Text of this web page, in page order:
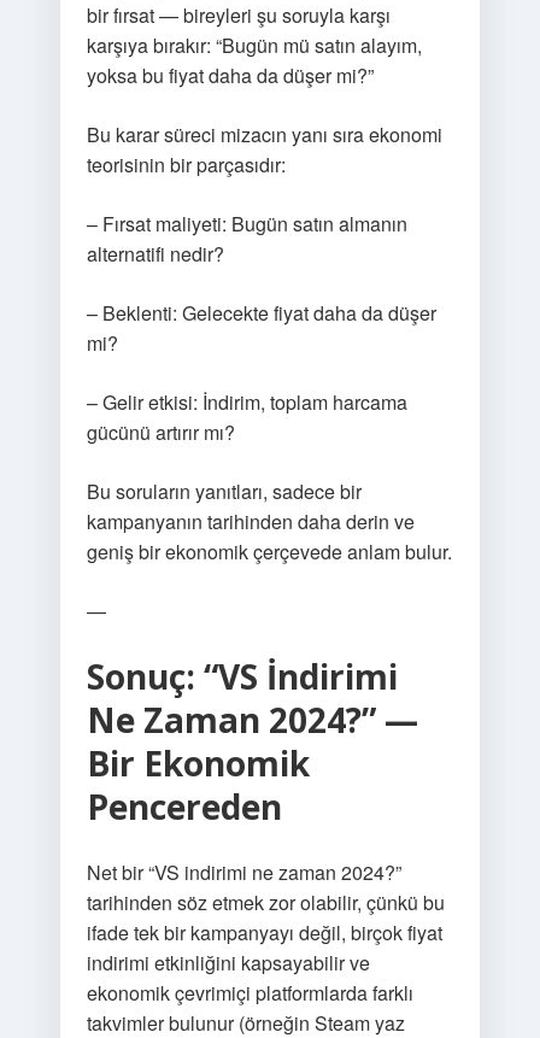
bir fırsat — bireyleri şu soruyla karşı
karşıya bırakır: “Bugün mü satın alayım,
yoksa bu fiyat daha da düşer mi?”
Bu karar süreci mizacın yanı sıra ekonomi
teorisinin bir parçasıdır:
– Fırsat maliyeti: Bugün satın almanın
alternatifi nedir?
– Beklenti: Gelecekte fiyat daha da düşer
mi?
– Gelir etkisi: İndirim, toplam harcama
gücünü artırır mı?
Bu soruların yanıtları, sadece bir
kampanyanın tarihinden daha derin ve
geniş bir ekonomik çerçevede anlam bulur.
—
Sonuç: “VS İndirimi
Ne Zaman 2024?” —
Bir Ekonomik
Pencereden
Net bir “VS indirimi ne zaman 2024?”
tarihinden söz etmek zor olabilir, çünkü bu
ifade tek bir kampanyayı değil, birçok fiyat
indirimi etkinliğini kapsayabilir ve
ekonomik çevrimiçi platformlarda farklı
takvimler bulunur (örneğin Steam yaz